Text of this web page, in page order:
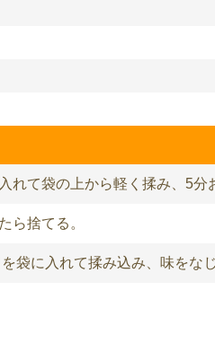
れて袋の上から軽く揉み、5分
ら捨てる。
袋に入れて揉み込み、味をなじ